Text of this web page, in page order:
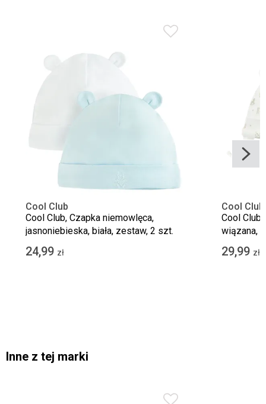
Cool Club
Cool Club, Czapka niemowlęca,
jasnoniebieska, biała, zestaw, 2 szt.
24,99 zł
Cool Club
Cool
wiązana,
29,99 zł
Inne z tej marki